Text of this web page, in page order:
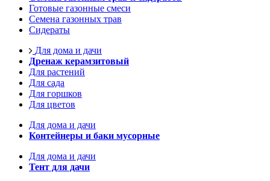
Готовые газонные смеси
Семена газонных трав
Сидераты
Для дома и дачи
Дренаж керамзитовый
Для растений
Для сада
Для горшков
Для цветов
Для дома и дачи
Контейнеры и баки мусорные
Для дома и дачи
Тент для дачи